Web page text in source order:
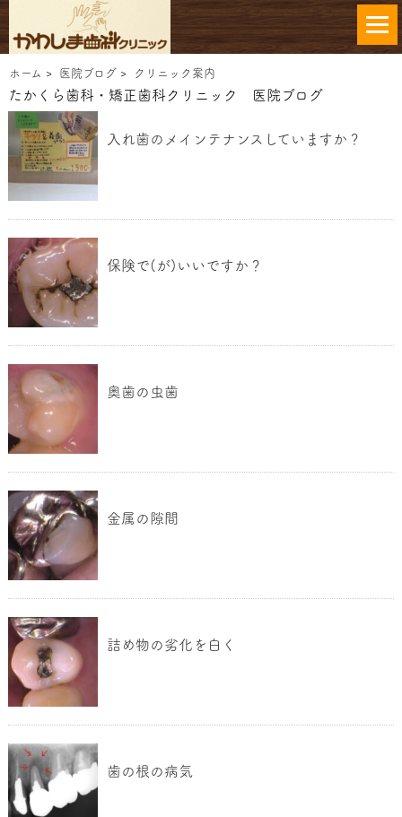
ホーム > 医院ブログ > クリニック案内
たかくら歯科・矯正歯科クリニック 医院ブログ
入れ歯のメインテナンスしていますか？
保険で(が)いいですか？
奥歯の虫歯
金属の隙間
詰め物の劣化を白く
歯の根の病気